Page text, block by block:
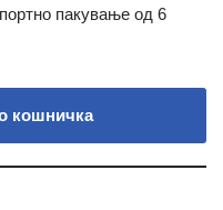
пакување од 6
кошничка